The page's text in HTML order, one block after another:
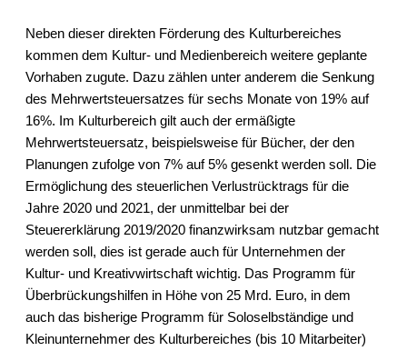
Neben dieser direkten Förderung des Kulturbereiches
kommen dem Kultur- und Medienbereich weitere geplante
Vorhaben zugute. Dazu zählen unter anderem die Senkung
des Mehrwertsteuersatzes für sechs Monate von 19% auf
16%. Im Kulturbereich gilt auch der ermäßigte
Mehrwertsteuersatz, beispielsweise für Bücher, der den
Planungen zufolge von 7% auf 5% gesenkt werden soll. Die
Ermöglichung des steuerlichen Verlustrücktrags für die
Jahre 2020 und 2021, der unmittelbar bei der
Steuererklärung 2019/2020 finanzwirksam nutzbar gemacht
werden soll, dies ist gerade auch für Unternehmen der
Kultur- und Kreativwirtschaft wichtig. Das Programm für
Überbrückungshilfen in Höhe von 25 Mrd. Euro, in dem
auch das bisherige Programm für Soloselbständige und
Kleinunternehmer des Kulturbereiches (bis 10 Mitarbeiter)